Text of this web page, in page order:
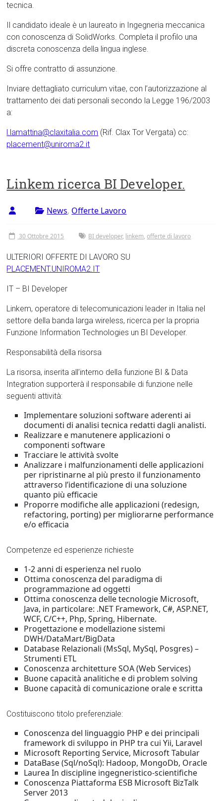
tecnica.
Il candidato ideale è un laureato in Ingegneria meccanica
con conoscenza di SolidWorks. Completa il profilo una
discreta conoscenza della lingua inglese.
Si offre contratto di assunzione.
Inviare dettagliato curriculum vitae, con l’autorizzazione al
trattamento dei dati personali secondo la Legge 196/2003
a:
l.lamattina@claxitalia.com (Rif. Clax Tor Vergata) cc:
placement@uniroma2.it
Linkem ricerca BI Developer.
News, Offerte Lavoro
30 Ottobre 2015 BI developer, linkem,offerte di lavoro
ULTERIORI OFFERTE DI LAVORO SU
PLACEMENT.UNIROMA2.IT
IT – BI Developer
Linkem, operatore di telecomunicazioni leader in Italia nel
settore della banda larga wireless, ricerca per la propria
Funzione Information Technologies un BI Developer.
Responsabilità della risorsa
La risorsa, inserita all’interno della funzione BI & Data
Integration supporterà il responsabile di funzione nelle
seguenti attività:
Implementare soluzioni software aderenti ai
documenti di analisi tecnica redatti dagli analisti.
Realizzare e manutenere applicazioni o
componenti software
Tracciare le attività svolte
Analizzare i malfunzionamenti delle applicazioni
per ripristinarne al più presto il funzionamento
attraverso l’identificazione di una soluzione
quanto più efficacie
Proporre modifiche alle applicazioni (redesign,
refactoring, porting) per migliorarne performance
e/o efficacia
Competenze ed esperienze richieste
1-2 anni di esperienza nel ruolo
Ottima conoscenza del paradigma di
programmazione ad oggetti
Ottima conoscenza delle tecnologie Microsoft,
Java, in particolare: .NET Framework, C#, ASP.NET,
WCF, C/C++, Php, Spring, Hibernate.
Progettazione e modellazione sistemi
DWH/DataMart/BigData
Database Relazionali (MsSql, MySql, Posgres) –
Strumenti ETL
Conoscenza architetture SOA (Web Services)
Buone capacità analitiche e di problem solving
Buone capacità di comunicazione orale e scritta
Costituiscono titolo preferenziale:
Conoscenza del linguaggio PHP e dei principali
framework di sviluppo in PHP tra cui Yii, Laravel
Microsoft Reporting Service, Microsoft Tabular
DataBase (Sql/noSql): Hadoop, MongoDb, Oracle
Laurea In discipline ingegneristico-scientifiche
Conoscenza Piattaforma ESB Microsoft BizTalk
Server 2013